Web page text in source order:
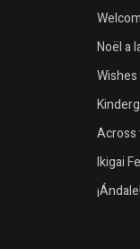
Noël a
Across
Ikigai
¡Ándale!